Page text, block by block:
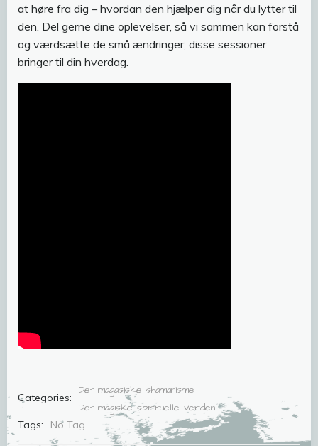
at høre fra dig – hvordan den hjælper dig når du lytter til
den. Del gerne dine oplevelser, så vi sammen kan forstå
og værdsætte de små ændringer, disse sessioner
bringer til din hverdag.
Categories:
Det magasiske shamanisme
Det magiske spirituelle verden
Tags: No Tag